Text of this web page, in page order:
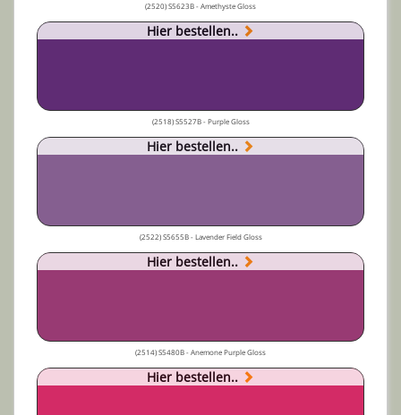
(2520) S5623B - Amethyste Gloss
Hier bestellen..
(2518) S5527B - Purple Gloss
Hier bestellen..
(2522) S5655B - Lavender Field Gloss
Hier bestellen..
(2514) S5480B - Anemone Purple Gloss
Hier bestellen..